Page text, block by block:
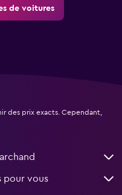
de voitures
des prix exacts. Cependant,
pour vous